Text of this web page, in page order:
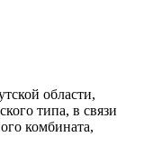
области,
типа, в связи
комбината,